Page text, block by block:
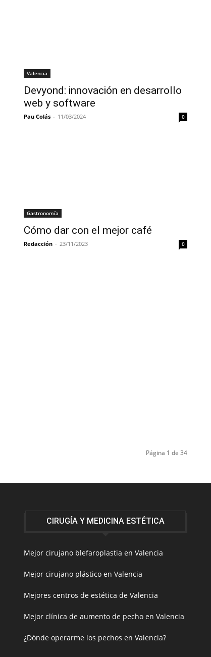
Valencia
Devyond: innovación en desarrollo
web y software
Pau Colás - 11/03/2024 0
Gastronomía
Cómo dar con el mejor café
Redacción - 23/11/2023 0
Página 1 de 34
CIRUGÍA Y MEDICINA ESTÉTICA
Mejor cirujano blefaroplastia en Valencia
Mejor cirujano plástico en Valencia
Mejores centros de estética de Valencia
Mejor clínica de aumento de pecho en Valencia
¿Dónde operarme los pechos en Valencia?